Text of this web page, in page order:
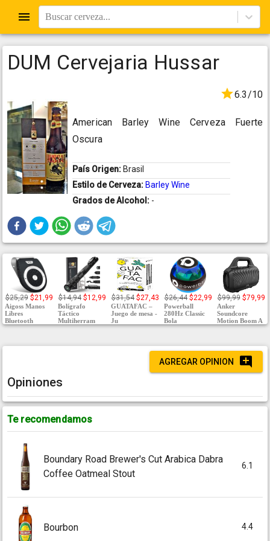
Buscar cerveza...
DUM Cervejaria Hussar
6.3/10
American Barley Wine Cerveza Fuerte
Oscura
País Origen: Brasil
Estilo de Cerveza: Barley Wine
Grados de Alcohol: -
$25,29 $21,99
Aigoss Manos
Libres
Bluetooth
$14,94 $12,99
Bolígrafo
Táctico
Multiherram
$31,54 $27,43
GUATAFAC –
Juego de mesa -
Ju
$26,44 $22,99
Powerball
280Hz Classic
Bola
$99,99 $79,99
Anker
Soundcore
Motion Boom A
AGREGAR OPINION
Opiniones
Te recomendamos
Boundary Road Brewer's Cut Arabica Dabra
Coffee Oatmeal Stout
6.1
Bourbon 4.4